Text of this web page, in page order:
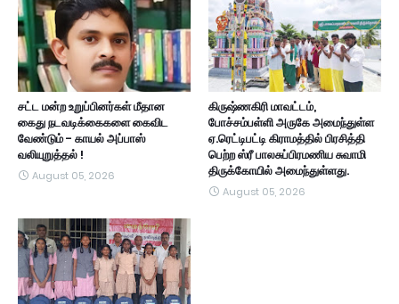
சட்ட மன்ற உறுப்பினர்கள் மீதான
கைது நடவடிக்கைகளை கைவிட
வேண்டும் - காயல் அப்பாஸ்
வலியுறுத்தல் !
August 05, 2026
கிருஷ்ணகிரி மாவட்டம்,
போச்சம்பள்ளி அருகே அமைந்துள்ள
ஏ.ரெட்டிபட்டி கிராமத்தில் பிரசித்தி
பெற்ற ஸ்ரீ பாலசுப்பிரமணிய சுவாமி
திருக்கோயில் அமைந்துள்ளது.
August 05, 2026